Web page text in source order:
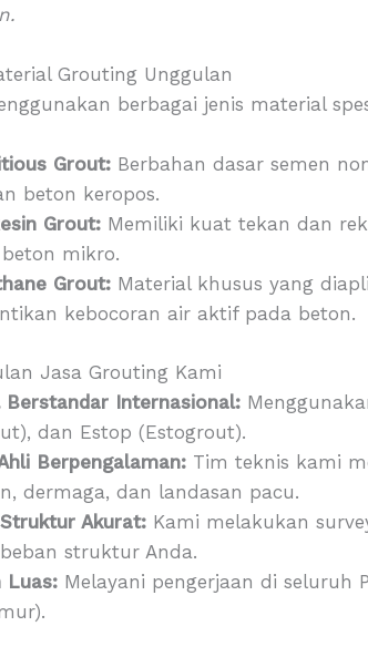
Grouting Unggulan
berbagai jenis material
Grout: Berbahan dasar semen
beton keropos.
Grout: Memiliki kuat tekan dan
mikro.
Grout: Material khusus yang
kebocoran air aktif pada beton.
Jasa Grouting Kami
Berstandar Internasional:
dan Estop (Estogrout).
Berpengalaman: Tim teknis kami
dermaga, dan landasan pacu.
Akurat: Kami melakukan
struktur Anda.
Luas: Melayani pengerjaan di seluruh